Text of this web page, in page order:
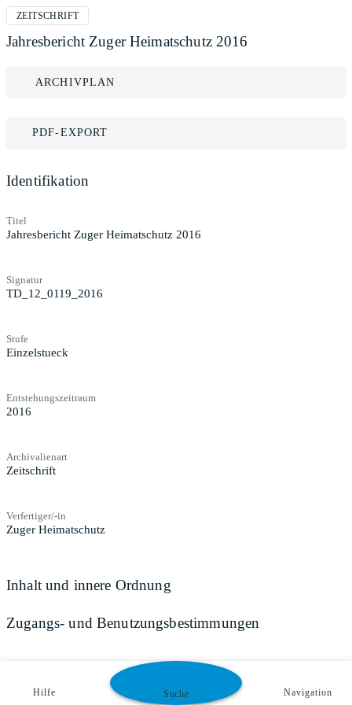
ZEITSCHRIFT
Jahresbericht Zuger Heimatschutz 2016
ARCHIVPLAN
PDF-EXPORT
Identifikation
Titel
Jahresbericht Zuger Heimatschutz 2016
Signatur
TD_12_0119_2016
Stufe
Einzelstueck
Entstehungszeitraum
2016
Archivalienart
Zeitschrift
Verfertiger/-in
Zuger Heimatschutz
Inhalt und innere Ordnung
Zugangs- und Benutzungsbestimmungen
Hilfe Suche Navigation